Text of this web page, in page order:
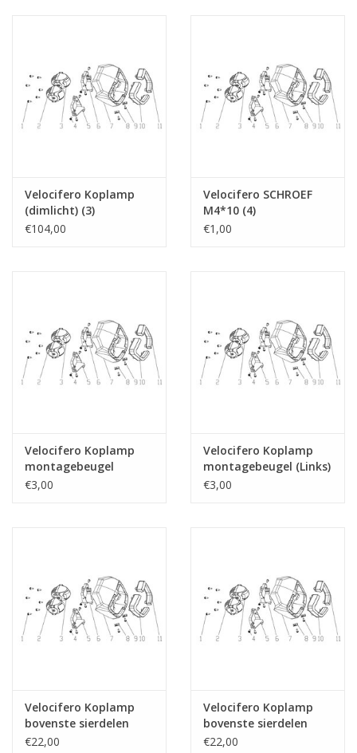
Velocifero Koplamp
(dimlicht) (3)
€104,00
Velocifero SCHROEF
M4*10 (4)
€1,00
Velocifero Koplamp
montagebeugel
(Rechts) (5)
€3,00
Velocifero Koplamp
montagebeugel (Links)
(6)
€3,00
Velocifero Koplamp
bovenste sierdelen
(helder baangrijs) (7)
€22,00
Velocifero Koplamp
bovenste sierdelen
(glanzend zwart) (7)
€22,00